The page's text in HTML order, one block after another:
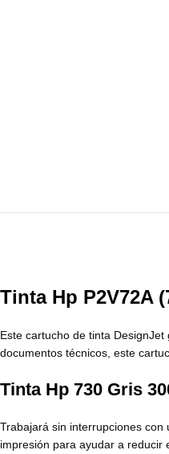
Tinta Hp P2V72A
Este cartucho de tinta
documentos técnicos, este
Tinta Hp 730 Gris
Trabajará sin interrupciones
impresión para ayudar a reducir